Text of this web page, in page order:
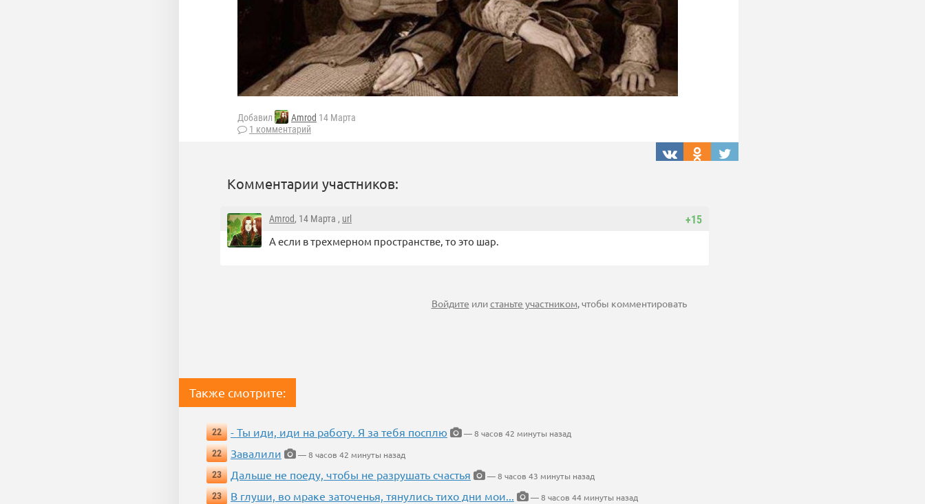
Добавил Amrod 14 Марта
1 комментарий
Комментарии участников:
+15
Amrod, 14 Марта , url
А если в трехмерном пространстве, то это шар.
Войдите илистаньте участником, чтобы комментировать
Также смотрите:
22 - Ты иди, иди на работу. Я за тебя посплю
— 8 часов 42 минуты назад
22
Завалили
— 8 часов 42 минуты назад
23
Дальше не поеду, чтобы не разрушать счастья
— 8 часов 43 минуты назад
23
В глуши, во мраке заточенья, тянулись тихо дни мои...
— 8 часов 44 минуты назад